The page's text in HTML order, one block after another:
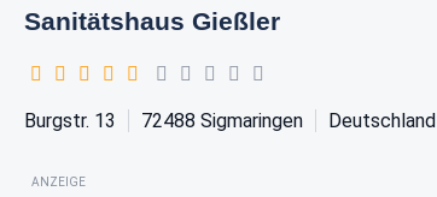
Sanitätshaus Gießler
Burgstr. 13 72488 Sigmaringen Deutschland
ANZEIGE